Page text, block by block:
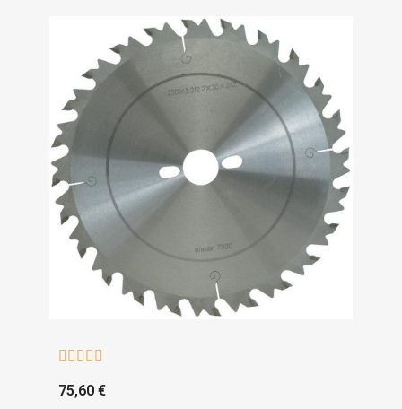
    
75,60 €